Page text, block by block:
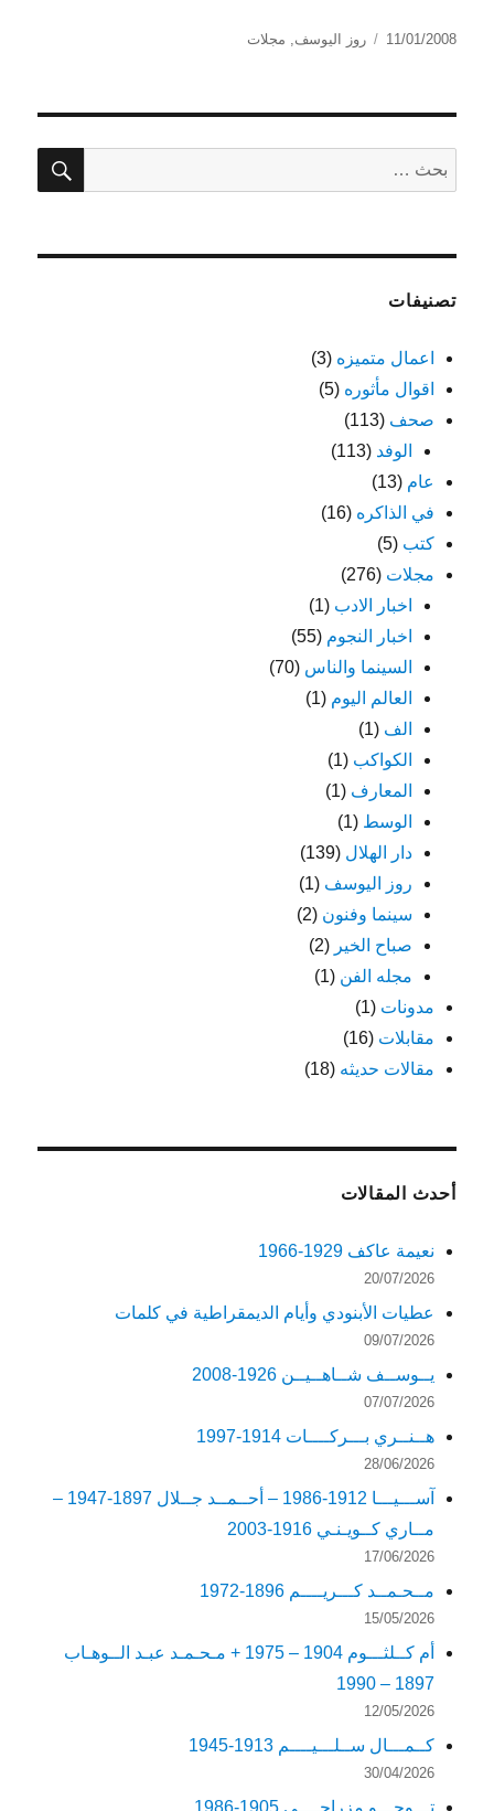
نُشرت
11/01/2008 التصنيفات
روز اليوسف مجلات
عن:
بحث
تصنيفات
اعمال متميزه (3)
اقوال مأثوره (5)
صحف (113)
الوفد (113)
عام (13)
في الذاكره (16)
كتب (5)
مجلات (276)
اخبار الادب (1)
اخبار النجوم (55)
السينما والناس (70)
العالم اليوم (1)
الف (1)
الكواكب (1)
المعارف (1)
الوسط (1)
دار الهلال (139)
روز اليوسف (1)
سينما وفنون (2)
صباح الخير (2)
مجله الفن (1)
مدونات (1)
مقابلات (16)
مقالات حديثه (18)
أحدث المقالات
نعيمة عاكف 1929-1966
20/07/2026
عطيات الأبنودي وأيام الديمقراطية في كلمات
09/07/2026
يــوســف شــاهــيــن 1926-2008
07/07/2026
هــنــري بـــركــــات 1914-1997
28/06/2026
آســـيـــا 1912-1986 – أحــمــد جــلال 1897-1947 –
مــاري كــويـنـي 1916-2003
17/06/2026
مــحـمــد كـــريــــم 1896-1972
15/05/2026
أم كــلثـــوم 1904 – 1975 + مـحـمـد عبـد الــوهـاب
1897 – 1990
12/05/2026
كــمـــال ســلـــيــــم 1913-1945
30/04/2026
تـــوجـــو مزراحــــي 1905-1986